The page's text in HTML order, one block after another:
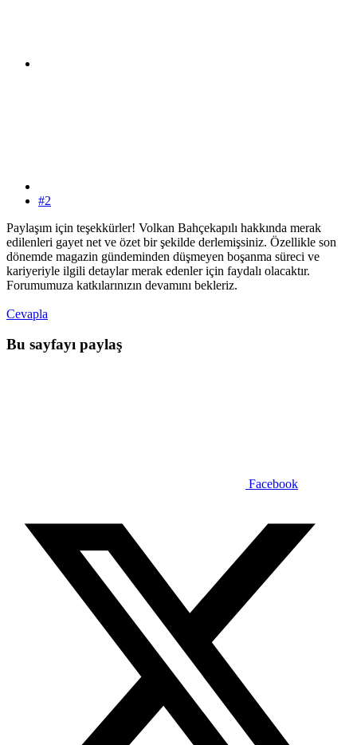
#2
Paylaşım için teşekkürler! Volkan Bahçekapılı hakkında merak
edilenleri gayet net ve özet bir şekilde derlemişsiniz. Özellikle son
dönemde magazin gündeminden düşmeyen boşanma süreci ve
kariyeriyle ilgili detaylar merak edenler için faydalı olacaktır.
Forumumuza katkılarınızın devamını bekleriz.
Cevapla
Bu sayfayı paylaş
Facebook